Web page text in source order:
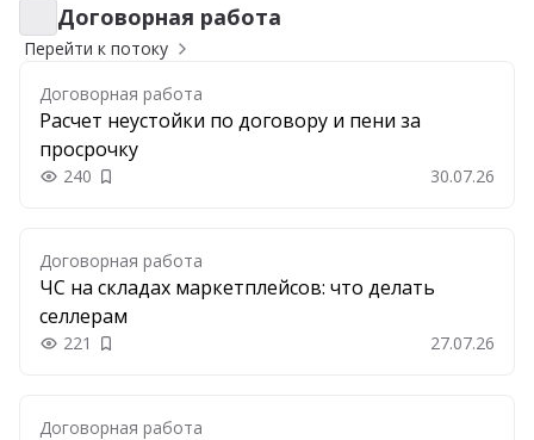
Договорная работа
Договорная работа
Перейти к потоку
Договорная работа
Расчет неустойки по договору и пени за
просрочку
240 Добавить в закладки 30.07.26
Договорная работа
ЧС на складах маркетплейсов: что делать
селлерам
221 Добавить в закладки 27.07.26
Договорная работа